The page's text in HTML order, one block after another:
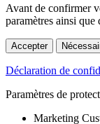
Avant de confirmer
paramètres ainsi que
Accepter
Déclaration de
Paramètres de
Marketing